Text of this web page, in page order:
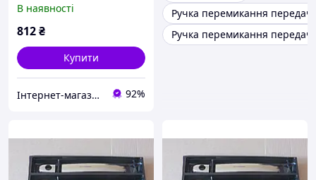
В наявності
812₴
Купити
Інтернет-магазин Tuning 92%
Ручка перемикання передач
Ручка перемикання передач